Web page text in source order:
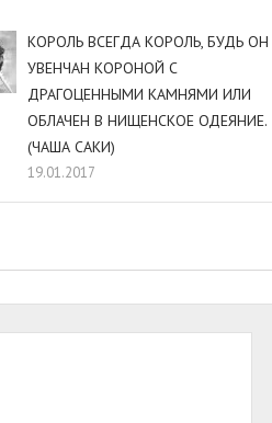
КОРОЛЬ ВСЕГДА КОРОЛЬ, БУДЬ ОН
УВЕНЧАН КОРОНОЙ С
ДРАГОЦЕННЫМИ КАМНЯМИ ИЛИ
ОБЛАЧЕН В НИЩЕНСКОЕ ОДЕЯНИЕ.
(ЧАША САКИ)
19.01.2017